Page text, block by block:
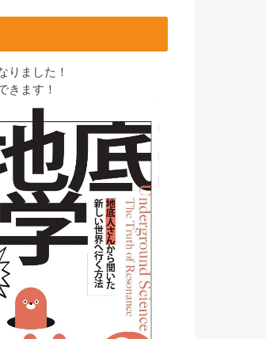
りました！
きます！